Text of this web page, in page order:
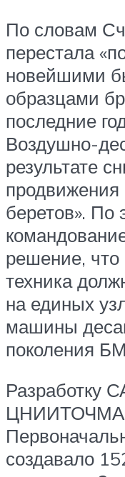
По словам
перестала
новейшими
образцами
последние
Воздушно-
результате
продвижения
беретов». По
решение, что
техника
на единых
машины
поколения
Разработку
создавало